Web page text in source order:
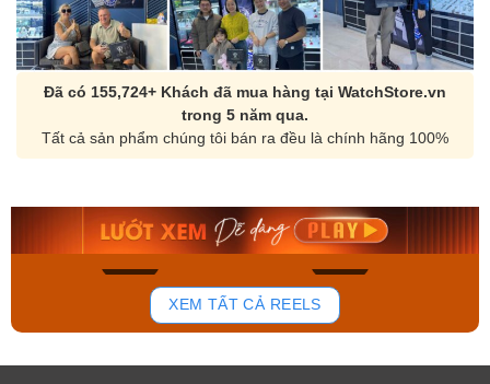
Đã có 155,724+ Khách đã mua hàng tại WatchStore.vn
trong 5 năm qua.
Tất cả sản phẩm chúng tôi bán ra đều là chính hãng 100%
172
Orient Nam RA-
Mua ngay
Casio Nam MTS-
Mua ngay
XEM TẤT CẢ REELS